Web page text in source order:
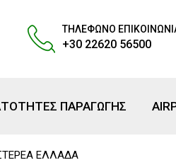
ΤΗΛΕΦΩΝΟ
+30 22620 56500
ΠΑΡΑΓΩΓΗΣ
ΕΛΛΑΔΑ